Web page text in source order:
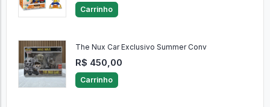
Carrinho
The Nux Car Exclusivo Summer Conv
R$ 450,00
Carrinho